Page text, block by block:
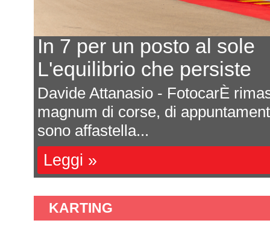
mare
che si
Ecco il calendario
Ultima prova a
Saranno sette
Formula 4 italiana 2027. La
una impor...
Leggi »
KARTING